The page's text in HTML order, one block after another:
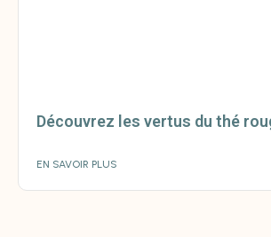
Découvrez les vertus du thé
EN SAVOIR PLUS